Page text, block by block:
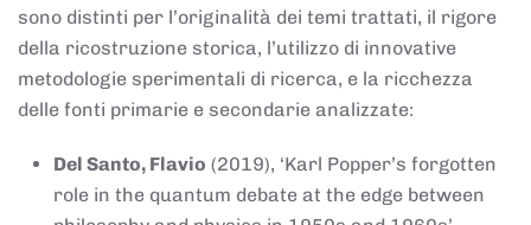
sono distinti per l’originalità dei temi trattati, il rigore
della ricostruzione storica, l’utilizzo di innovative
metodologie sperimentali di ricerca, e la ricchezza
delle fonti primarie e secondarie analizzate:
Del Santo, Flavio (2019), ‘Karl Popper’s forgotten
role in the quantum debate at the edge between